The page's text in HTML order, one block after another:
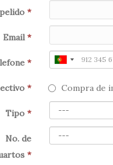
*
Email*
*
* Compra de
Tipo *
No. de
*